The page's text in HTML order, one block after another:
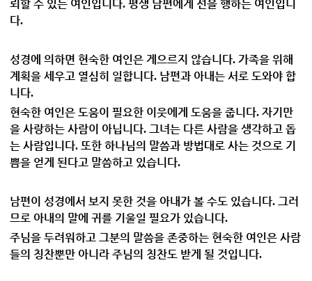
뢰할 수 있는 여인입니다. 평생 남편에게 선을 행하는 여인입니
다.
성경에 의하면 현숙한 여인은 게으르지 않습니다. 가족을 위해
계획을 세우고 열심히 일합니다. 남편과 아내는 서로 도와야 합
니다.
현숙한 여인은 도움이 필요한 이웃에게 도움을 줍니다. 자기만
을 사랑하는 사람이 아닙니다. 그녀는 다른 사람을 생각하고 돕
는 사람입니다. 또한 하나님의 말씀과 방법대로 사는 것으로 기
쁨을 얻게 된다고 말씀하고 있습니다.
남편이 성경에서 보지 못한 것을 아내가 볼 수도 있습니다. 그러
므로 아내의 말에 귀를 기울일 필요가 있습니다.
주님을 두려워하고 그분의 말씀을 존중하는 현숙한 여인은 사람
들의 칭찬뿐만 아니라 주님의 칭찬도 받게 될 것입니다.